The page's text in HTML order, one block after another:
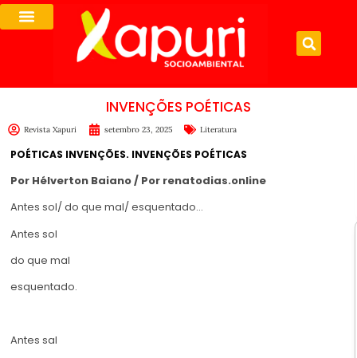
INVENÇÕES POÉTICAS
Revista Xapuri setembro 23, 2025 Literatura
POÉTICAS INVENÇÕES. INVENÇÕES POÉTICAS
Por Hélverton Baiano / Por renatodias.online
Antes sol/ do que mal/ esquentado…
Antes sol
do que mal
esquentado.
Antes sal